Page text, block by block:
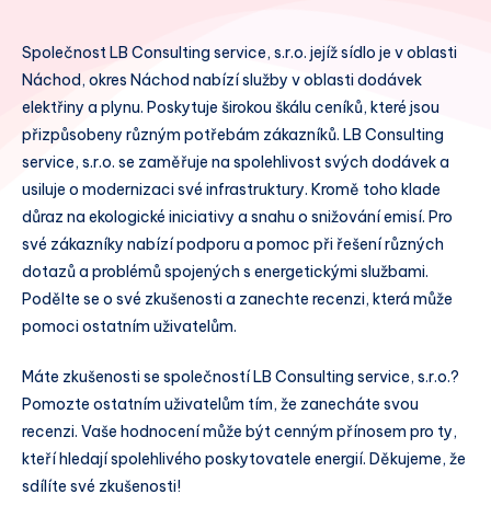
Společnost LB Consulting service, s.r.o. jejíž sídlo je v oblasti
Náchod, okres Náchod nabízí služby v oblasti dodávek
elektřiny a plynu. Poskytuje širokou škálu ceníků, které jsou
přizpůsobeny různým potřebám zákazníků. LB Consulting
service, s.r.o. se zaměřuje na spolehlivost svých dodávek a
usiluje o modernizaci své infrastruktury. Kromě toho klade
důraz na ekologické iniciativy a snahu o snižování emisí. Pro
své zákazníky nabízí podporu a pomoc při řešení různých
dotazů a problémů spojených s energetickými službami.
Podělte se o své zkušenosti a zanechte recenzi, která může
pomoci ostatním uživatelům.
Máte zkušenosti se společností LB Consulting service, s.r.o.?
Pomozte ostatním uživatelům tím, že zanecháte svou
recenzi. Vaše hodnocení může být cenným přínosem pro ty,
kteří hledají spolehlivého poskytovatele energií. Děkujeme, že
sdílíte své zkušenosti!